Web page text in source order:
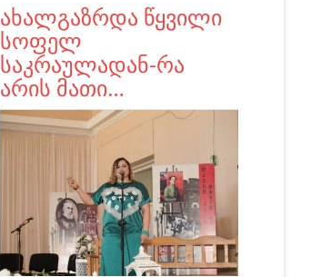
ახალგაზრდა წყვილი
სოფელ
საკრაულადან-რა
არის მათი…